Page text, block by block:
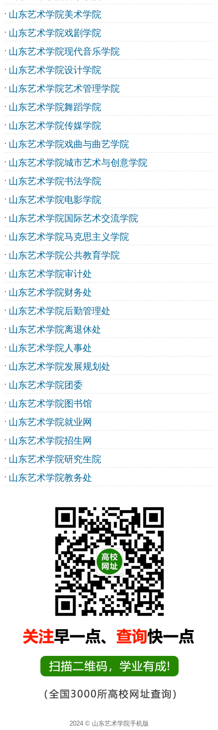
山东艺术学院美术学院
山东艺术学院戏剧学院
山东艺术学院现代音乐学院
山东艺术学院设计学院
山东艺术学院艺术管理学院
山东艺术学院舞蹈学院
山东艺术学院传媒学院
山东艺术学院戏曲与曲艺学院
山东艺术学院城市艺术与创意学院
山东艺术学院书法学院
山东艺术学院电影学院
山东艺术学院国际艺术交流学院
山东艺术学院马克思主义学院
山东艺术学院公共教育学院
山东艺术学院审计处
山东艺术学院财务处
山东艺术学院后勤管理处
山东艺术学院离退休处
山东艺术学院人事处
山东艺术学院发展规划处
山东艺术学院团委
山东艺术学院图书馆
山东艺术学院就业网
山东艺术学院招生网
山东艺术学院研究生院
山东艺术学院教务处
2024 © 山东艺术学院手机版